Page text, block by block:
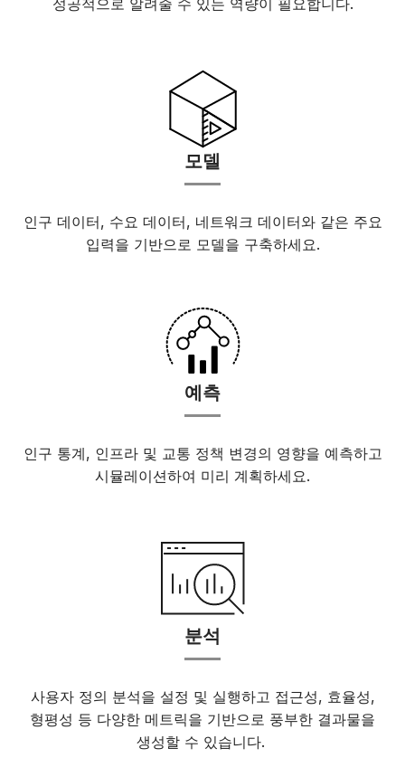
성공적으로 알려줄 수 있는 역량이 필요합니다.
모델
인구 데이터, 수요 데이터, 네트워크 데이터와 같은 주요
입력을 기반으로 모델을 구축하세요.
예측
인구 통계, 인프라 및 교통 정책 변경의 영향을 예측하고
시뮬레이션하여 미리 계획하세요.
분석
사용자 정의 분석을 설정 및 실행하고 접근성, 효율성,
형평성 등 다양한 메트릭을 기반으로 풍부한 결과물을
생성할 수 있습니다.